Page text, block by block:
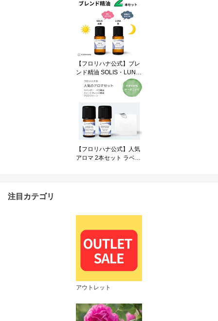
送料無料 オーガニック 1
00%天然 エッセンシャル
オイル 芳香浴 はじめて
のアロマ
【フロリハナ公式】ブレ
ンド精油 SOLIS・LUNA
セット 送料無料 2本セッ
ト 100%天然 アロマ オ
ーガニック エッセンシャ
ルオイル
【フロリハナ公式】人気
アロマ 2本セット ラベン
注目カテゴリ
アウトレット